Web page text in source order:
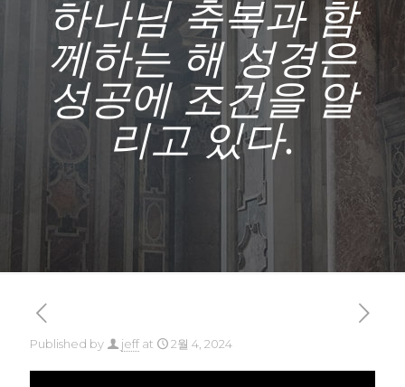
하나님 축복과 함
께하는 해 성경은
성공에 조건을 알
리고 있다.
Published by jeff at 2월 4, 2024